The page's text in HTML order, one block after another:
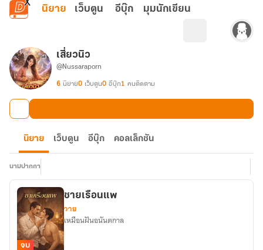
ข้ามไปยังเนื้อหาหลัก
นิยาย เว็บตูน อีบุ๊ก มุมนักเขียน
เสี่ยวนิว
@Nussaraporn
6 นิยาย0 เว็บตูน0 อีบุ๊ก1 คนติดตาม
นิยาย เว็บตูน อีบุ๊ก คอลเล็กชัน
นามปากกา
จบ
ชายเรือนแพ
วาย
เหมือนฝันอนันตกาล